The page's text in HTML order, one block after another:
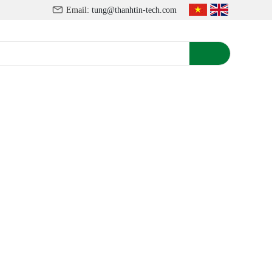
Chí Minh, Việt NamEmail: tung@thanhtin-tech.com